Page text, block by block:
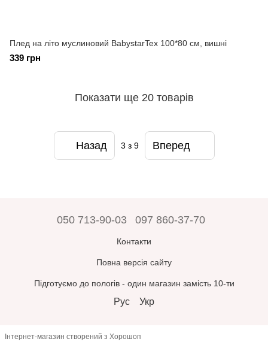
Плед на літо муслиновий BabystarTex 100*80 см, вишні
339 грн
Показати ще 20 товарів
Назад 3 з 9 Вперед
050 713-90-03 097 860-37-70
Контакти
Повна версія сайту
Підготуємо до пологів - один магазин замість 10-ти
Рус Укр
Інтернет-магазин створений з Хорошоп